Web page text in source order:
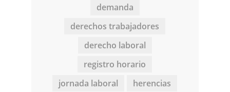
demanda
derechos trabajadores
derecho laboral
registro horario
jornada laboral
herencias